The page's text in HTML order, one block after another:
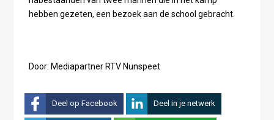
hebben gezeten, een bezoek aan de school gebracht.
Door: Mediapartner RTV Nunspeet
Deel op Facebook Deel in je netwerk